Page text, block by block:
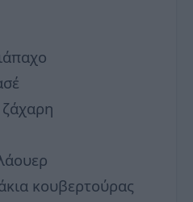
κουβερτούρας